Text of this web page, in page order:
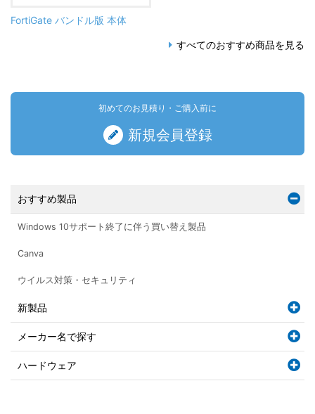
FortiGate バンドル版 本体
すべてのおすすめ商品を見る
初めてのお見積り・ご購入前に
新規会員登録
おすすめ製品
Windows 10サポート終了に伴う買い替え製品
Canva
ウイルス対策・セキュリティ
新製品
メーカー名で探す
ハードウェア